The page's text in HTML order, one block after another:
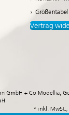
Vertrag
GmbH + Co Modellia,
* inkl. MwSt.,